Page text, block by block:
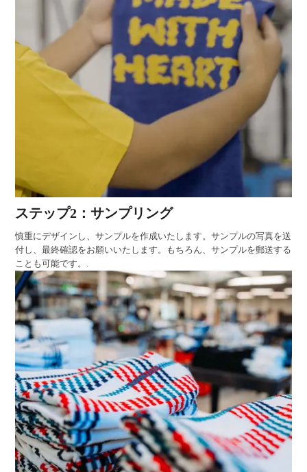
ステップ2：サンプリング
慎重にデザインし、サンプルを作成いたします。サンプルの写真を送
付し、最終確認をお願いいたします。もちろん、サンプルを郵送する
ことも可能です。.